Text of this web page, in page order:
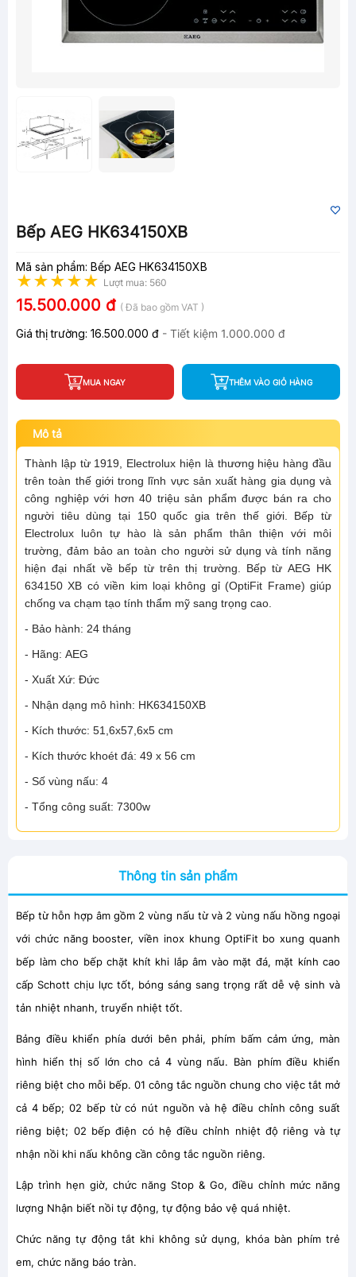
Bếp AEG HK634150XB
Mã sản phẩm: Bếp AEG HK634150XB
Lượt mua: 560
15.500.000 đ ( Đã bao gồm VAT )
Giá thị trường: 16.500.000 đ - Tiết kiệm 1.000.000 đ
MUA NGAY THÊM VÀO GIỎ HÀNG
Mô tả
Thành lập từ 1919, Electrolux hiện là thương hiệu hàng đầu
trên toàn thế giới trong lĩnh vực sản xuất hàng gia dụng và
công nghiệp với hơn 40 triệu sản phẩm được bán ra cho
người tiêu dùng tại 150 quốc gia trên thế giới. Bếp từ
Electrolux luôn tự hào là sản phẩm thân thiện với môi
trường, đảm bảo an toàn cho người sử dụng và tính năng
hiện đại nhất về bếp từ trên thị trường. Bếp từ AEG HK
634150 XB có viền kim loại không gỉ (OptiFit Frame) giúp
chống va chạm tạo tính thẩm mỹ sang trọng cao.
- Bảo hành: 24 tháng
- Hãng: AEG
- Xuất Xứ: Đức
- Nhận dạng mô hình: HK634150XB
- Kích thước: 51,6x57,6x5 cm
- Kích thước khoét đá: 49 x 56 cm
- Số vùng nấu: 4
- Tổng công suất: 7300w
Thông tin sản phẩm
Bếp từ hỗn hợp âm gồm 2 vùng nấu từ và 2 vùng nấu hồng ngoại
với chức năng booster, viền inox khung OptiFit bo xung quanh
bếp làm cho bếp chặt khít khi lắp âm vào mặt đá, mặt kính cao
cấp Schott chịu lực tốt, bóng sáng sang trọng rất dễ vệ sinh và
tản nhiệt nhanh, truyển nhiệt tốt.
Bảng điều khiển phía dưới bên phải, phím bấm cảm ứng, màn
hình hiển thị số lớn cho cả 4 vùng nấu. Bàn phím điều khiển
riêng biệt cho mỗi bếp. 01 công tắc nguồn chung cho việc tắt mở
cả 4 bếp; 02 bếp từ có nút nguồn và hệ điều chỉnh công suất
riêng biệt; 02 bếp điện có hệ điều chỉnh nhiệt độ riêng và tự
nhận nồi khi nấu không cần công tắc nguồn riêng.
Lập trình hẹn giờ, chức năng Stop & Go, điều chỉnh mức năng
lượng Nhận biết nồi tự động, tự động bảo vệ quá nhiệt.
Chức năng tự động tắt khi không sử dụng, khóa bàn phím trẻ
em, chức năng báo tràn.